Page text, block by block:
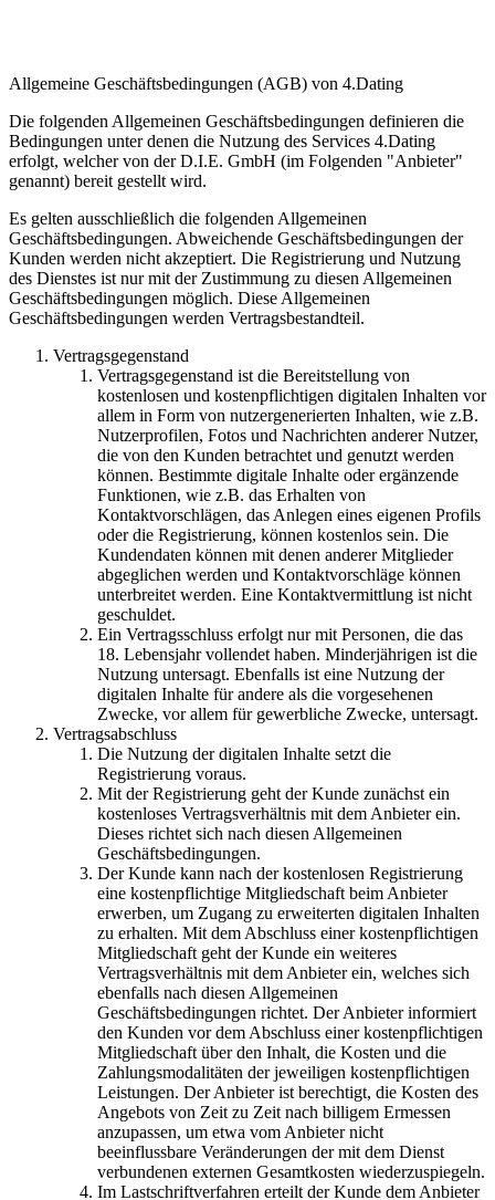
Allgemeine Geschäftsbedingungen (AGB) von 4.Dating
Die folgenden Allgemeinen Geschäftsbedingungen definieren die
Bedingungen unter denen die Nutzung des Services 4.Dating
erfolgt, welcher von der D.I.E. GmbH (im Folgenden "Anbieter"
genannt) bereit gestellt wird.
Es gelten ausschließlich die folgenden Allgemeinen
Geschäftsbedingungen. Abweichende Geschäftsbedingungen der
Kunden werden nicht akzeptiert. Die Registrierung und Nutzung
des Dienstes ist nur mit der Zustimmung zu diesen Allgemeinen
Geschäftsbedingungen möglich. Diese Allgemeinen
Geschäftsbedingungen werden Vertragsbestandteil.
Vertragsgegenstand
Vertragsgegenstand ist die Bereitstellung von
kostenlosen und kostenpflichtigen digitalen Inhalten vor
allem in Form von nutzergenerierten Inhalten, wie z.B.
Nutzerprofilen, Fotos und Nachrichten anderer Nutzer,
die von den Kunden betrachtet und genutzt werden
können. Bestimmte digitale Inhalte oder ergänzende
Funktionen, wie z.B. das Erhalten von
Kontaktvorschlägen, das Anlegen eines eigenen Profils
oder die Registrierung, können kostenlos sein. Die
Kundendaten können mit denen anderer Mitglieder
abgeglichen werden und Kontaktvorschläge können
unterbreitet werden. Eine Kontaktvermittlung ist nicht
geschuldet.
Ein Vertragsschluss erfolgt nur mit Personen, die das
18. Lebensjahr vollendet haben. Minderjährigen ist die
Nutzung untersagt. Ebenfalls ist eine Nutzung der
digitalen Inhalte für andere als die vorgesehenen
Zwecke, vor allem für gewerbliche Zwecke, untersagt.
Vertragsabschluss
Die Nutzung der digitalen Inhalte setzt die
Registrierung voraus.
Mit der Registrierung geht der Kunde zunächst ein
kostenloses Vertragsverhältnis mit dem Anbieter ein.
Dieses richtet sich nach diesen Allgemeinen
Geschäftsbedingungen.
Der Kunde kann nach der kostenlosen Registrierung
eine kostenpflichtige Mitgliedschaft beim Anbieter
erwerben, um Zugang zu erweiterten digitalen Inhalten
zu erhalten. Mit dem Abschluss einer kostenpflichtigen
Mitgliedschaft geht der Kunde ein weiteres
Vertragsverhältnis mit dem Anbieter ein, welches sich
ebenfalls nach diesen Allgemeinen
Geschäftsbedingungen richtet. Der Anbieter informiert
den Kunden vor dem Abschluss einer kostenpflichtigen
Mitgliedschaft über den Inhalt, die Kosten und die
Zahlungsmodalitäten der jeweiligen kostenpflichtigen
Leistungen. Der Anbieter ist berechtigt, die Kosten des
Angebots von Zeit zu Zeit nach billigem Ermessen
anzupassen, um etwa vom Anbieter nicht
beeinflussbare Veränderungen der mit dem Dienst
verbundenen externen Gesamtkosten wiederzuspiegeln.
Im Lastschriftverfahren erteilt der Kunde dem Anbieter